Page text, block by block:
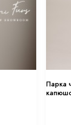
Парка